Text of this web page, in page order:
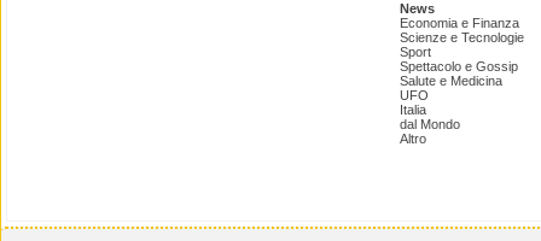
News
Economia e Finanza
Scienze e Tecnologie
Sport
Spettacolo e Gossip
Salute e Medicina
UFO
Italia
dal Mondo
Altro